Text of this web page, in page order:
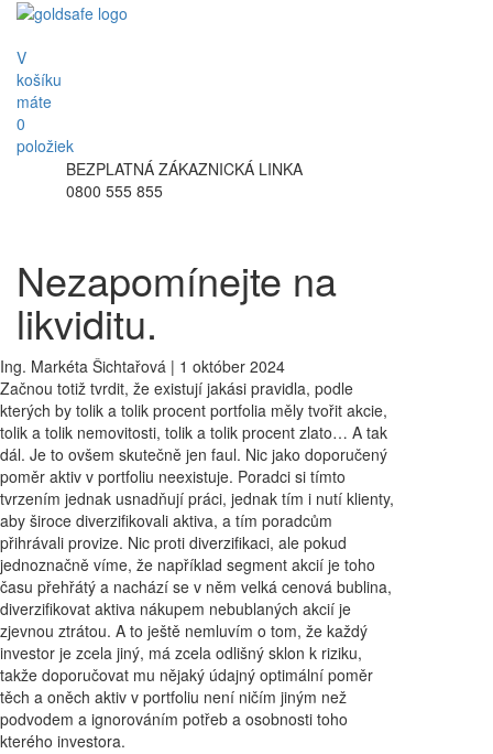
V
košíku
máte
0
položiek
BEZPLATNÁ ZÁKAZNICKÁ LINKA
0800 555 855
Nezapomínejte na
likviditu.
Ing. Markéta Šichtařová | 1 október 2024
Začnou totiž tvrdit, že existují jakási pravidla, podle
kterých by tolik a tolik procent portfolia měly tvořit akcie,
tolik a tolik nemovitosti, tolik a tolik procent zlato… A tak
dál. Je to ovšem skutečně jen faul. Nic jako doporučený
poměr aktiv v portfoliu neexistuje. Poradci si tímto
tvrzením jednak usnadňují práci, jednak tím i nutí klienty,
aby široce diverzifikovali aktiva, a tím poradcům
přihrávali provize. Nic proti diverzifikaci, ale pokud
jednoznačně víme, že například segment akcií je toho
času přehřátý a nachází se v něm velká cenová bublina,
diverzifikovat aktiva nákupem nebublaných akcií je
zjevnou ztrátou. A to ještě nemluvím o tom, že každý
investor je zcela jiný, má zcela odlišný sklon k riziku,
takže doporučovat mu nějaký údajný optimální poměr
těch a oněch aktiv v portfoliu není ničím jiným než
podvodem a ignorováním potřeb a osobnosti toho
kterého investora.